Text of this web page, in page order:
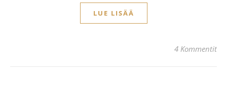
LUE LISÄÄ
4 Kommentit